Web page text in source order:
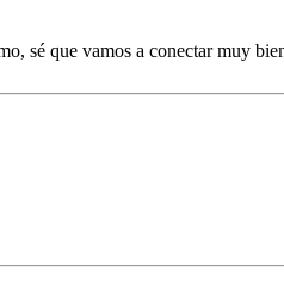
sé que vamos a conectar muy